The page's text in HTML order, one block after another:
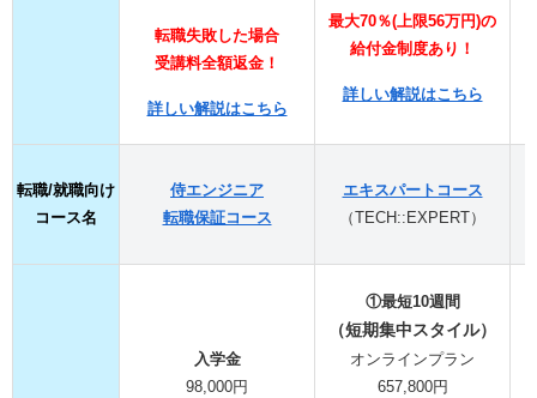
転職失敗した場合
受講料全額返金！
詳しい解説はこちら
最大70％(上限56万円)の
給付金制度あり！
詳しい解説はこちら
転職/就職向け
コース名
侍エンジニア
転職保証コース
エキスパートコース
（TECH::EXPERT）
入学金
98,000円
①最短10週間
（短期集中スタイル）
オンラインプラン
657,800円